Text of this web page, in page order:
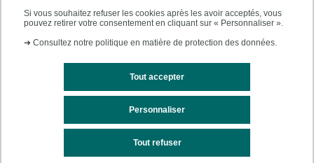
Si vous souhaitez refuser les cookies après les avoir acceptés, vous
pouvez retirer votre consentement en cliquant sur « Personnaliser ».
➜ Consultez notre politique en matière de protection des données.
Tout accepter
Tout refuser
Personnaliser
Mentions légales Plan du site